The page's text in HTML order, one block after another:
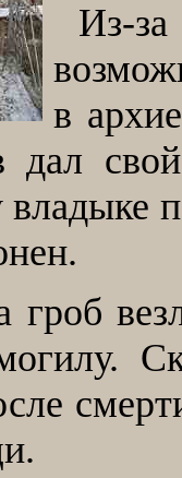
Из-
в
дал
владыке